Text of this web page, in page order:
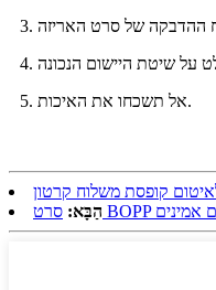
5. אל תשכחו את האיכות.
הַבָּא: